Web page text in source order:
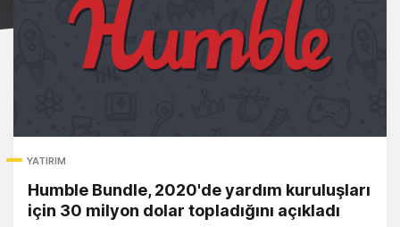
YATIRIM
Humble Bundle, 2020'de yardım kuruluşları
için 30 milyon dolar topladığını açıkladı